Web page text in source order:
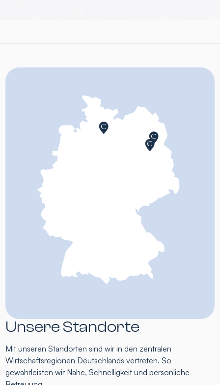
Unsere Standorte
Mit unseren Standorten sind wir in den zentralen
Wirtschaftsregionen Deutschlands vertreten. So
gewährleisten wir Nähe, Schnelligkeit und persönliche